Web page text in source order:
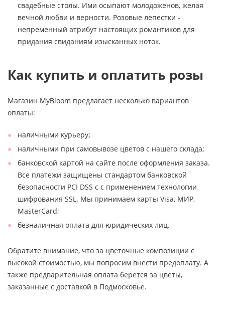
свадебные столы. Ими осыпают молодоженов, желая
вечной любви и верности. Розовые лепестки -
непременный атрибут настоящих романтиков для
придания свиданиям изысканных ноток.
Как купить и оплатить розы
Магазин MyBloom предлагает несколько вариантов
оплаты:
наличными курьеру;
наличными при самовывозе цветов с нашего склада;
банковской картой на сайте после оформления заказа.
Все платежи защищены стандартом банковской
безопасности PCI DSS с с применением технологии
шифрования SSL. Мы принимаем карты Visa, МИР,
MasterCard;
безналичная оплата для юридических лиц.
Обратите внимание, что за цветочные композиции с
высокой стоимостью, мы попросим внести предоплату. А
также предварительная оплата берется за цветы,
заказанные с доставкой в Подмосковье.